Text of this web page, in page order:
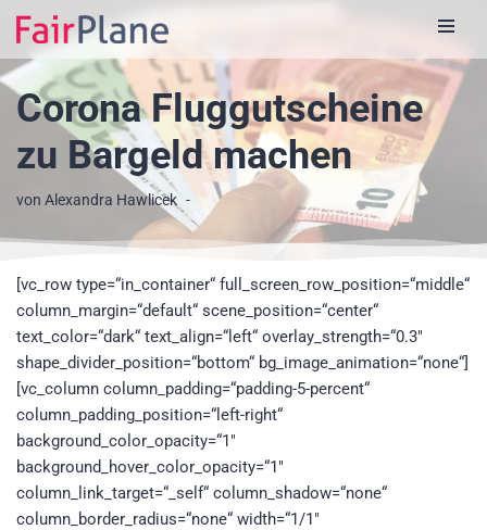
Zum
Inhalt
Corona Fluggutscheine
zu Bargeld machen
von Alexandra Hawlicek
[vc_row type=“in_container“ full_screen_row_position=“middle“
column_margin=“default“ scene_position=“center“
text_color=“dark“ text_align=“left“ overlay_strength=“0.3″
shape_divider_position=“bottom“ bg_image_animation=“none“]
[vc_column column_padding=“padding-5-percent“
column_padding_position=“left-right“
background_color_opacity=“1″
background_hover_color_opacity=“1″
column_link_target=“_self“ column_shadow=“none“
column_border_radius=“none“ width=“1/1″